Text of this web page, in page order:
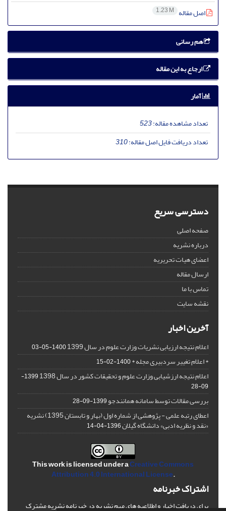
اصل مقاله 1.23 M
هم رسانی
ارجاع به این مقاله
آمار
تعداد مشاهده مقاله:523
تعداد دریافت فایل اصل مقاله:310
دسترسی سریع
صفحه اصلی
درباره نشریه
اعضای هیات تحریریه
ارسال مقاله
تماس با ما
نقشه سایت
آخرین اخبار
اعلام نتیجه ارزیابی نشریات وزارت علوم در سال 1399 1400-05-03
* اعلام تغییر سردبیری مجله *1400-02-15
اعلام نتیجه ارزشیابی وزارت علوم و تحقیقات کشور در سال 1398
1399-
09-28
بررسی مقالات توسط سامانه همانندجو1399-09-28
اعطای رتبه علمی - پژوهشی از شماره اول (بهار و تابستان 1395) نشریه
«نقد و نظریه ادبی» دانشگاه گیلان1396-04-14
This work is licensed under aCreative Commons
Attribution 4.0 International License.
اشتراک خبرنامه
برای دریافت اخبار و اطلاعیه های مهم نشریه در خبرنامه نشریه مشترک